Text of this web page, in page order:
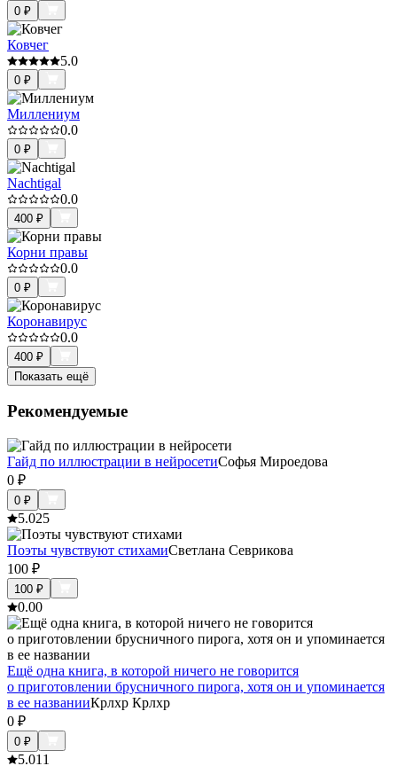
0 ₽
Ковчег
5.0
0 ₽
Миллениум
0.0
0 ₽
Nachtigal
0.0
400 ₽
Корни правы
0.0
0 ₽
Коронавирус
0.0
400 ₽
Показать ещё
Рекомендуемые
Гайд по иллюстрации в нейросетиСофья Мироедова
0 ₽
0 ₽
5.025
Поэты чувствуют стихамиСветлана Севрикова
100 ₽
100 ₽
0.00
Ещё одна книга, в которой ничего не говорится
о приготовлении брусничного пирога, хотя он и упоминается
в ее названииКрлхр Крлхр
0 ₽
0 ₽
5.011